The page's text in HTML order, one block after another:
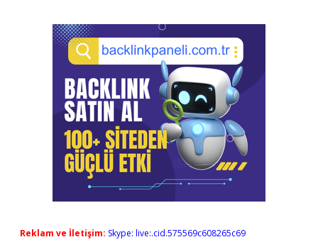
Reklam ve İletişim: Skype: live:.cid.575569c608265c69